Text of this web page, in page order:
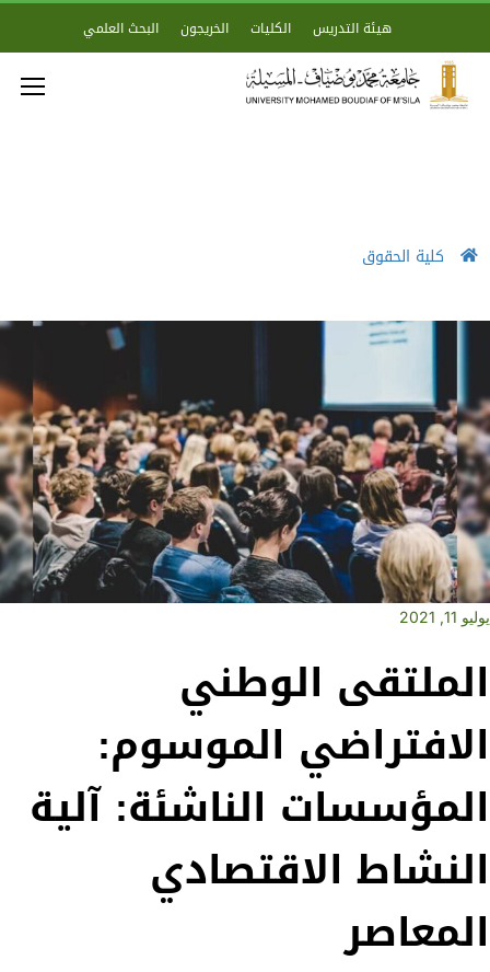
هيئة التدريس الكليات الخريجون البحث العلمي
كلية الحقوق
11, 2021
الوطني
الموسوم:
الناشئة: آلية
الاقتصادي